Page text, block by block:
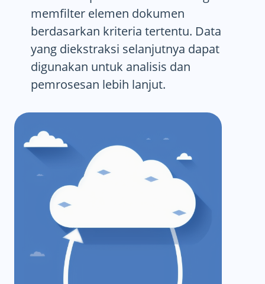
memfilter elemen dokumen
berdasarkan kriteria tertentu. Data
yang diekstraksi selanjutnya dapat
digunakan untuk analisis dan
pemrosesan lebih lanjut.